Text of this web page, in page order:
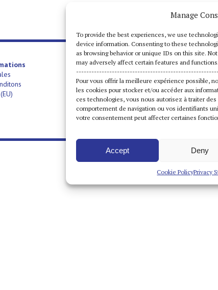
Manage
To provide the best experiences, we use
device information. Consenting to these
as browsing behavior or unique IDs on this site.
may adversely affect certain features and functions.
Pour vous offrir la meilleure expérience possible,
les cookies pour stocker et/ou accéder aux
ces technologies, vous nous autorisez à traiter
comportement de navigation ou vos identifiants
votre consentement peut affecter certaines
Accept Deny
Cookie PolicyPrivacy
© 2026 — Jeanne Bucher Jaeger